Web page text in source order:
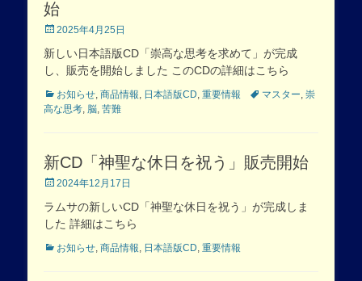
始
Posted
2025年4月25日
新しい日本語版CD「崇高な思考を求めて」が完成
し、販売を開始しました このCDの詳細はこちら
Categories
お知らせ, 商品情報, 日本語版CD, 重要情報 Tagsマスター, 崇
高な思考, 脳, 苦難
新CD「神聖な休日を祝う」販売開始
Posted
2024年12月17日
ラムサの新しいCD「神聖な休日を祝う」が完成しま
した 詳細はこちら
Categories
お知らせ, 商品情報, 日本語版CD, 重要情報